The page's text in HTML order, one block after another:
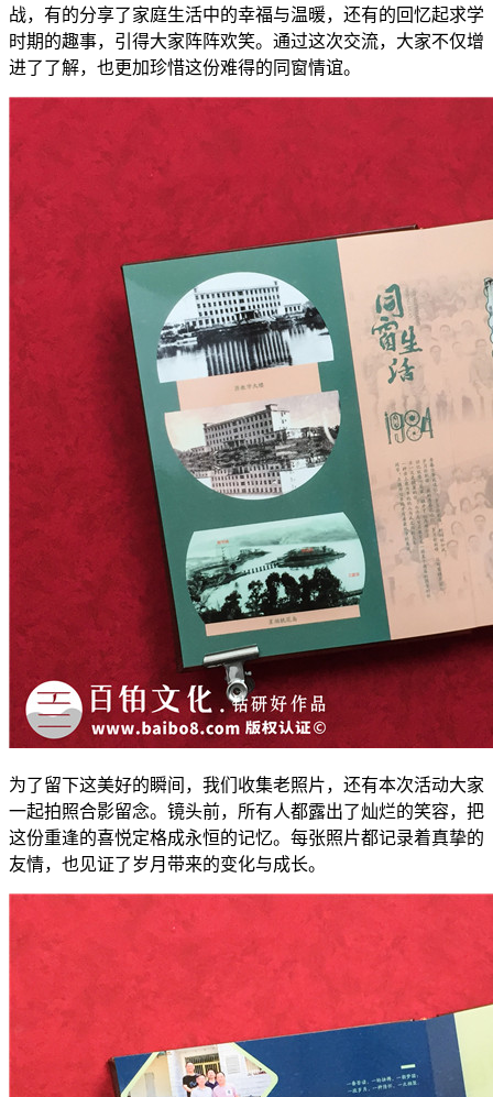
战，有的分享了家庭生活中的幸福与温暖，还有的回忆起求学
时期的趣事，引得大家阵阵欢笑。通过这次交流，大家不仅增
进了了解，也更加珍惜这份难得的同窗情谊。
为了留下这美好的瞬间，我们收集老照片，还有本次活动大家
一起拍照合影留念。镜头前，所有人都露出了灿烂的笑容，把
这份重逢的喜悦定格成永恒的记忆。每张照片都记录着真挚的
友情，也见证了岁月带来的变化与成长。